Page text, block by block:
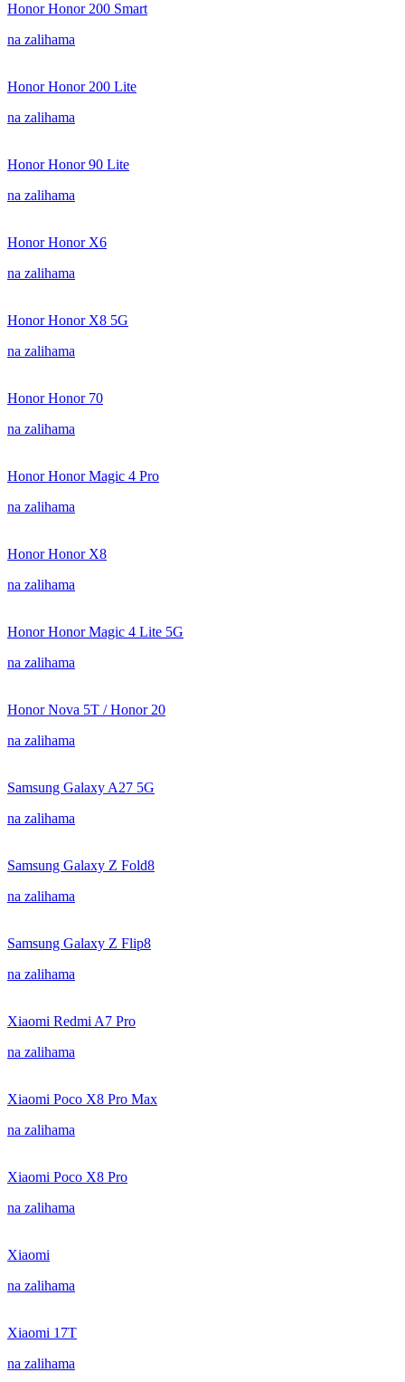
Honor Honor 200 Smart
na zalihama
Honor Honor 200 Lite
na zalihama
Honor Honor 90 Lite
na zalihama
Honor Honor X6
na zalihama
Honor Honor X8 5G
na zalihama
Honor Honor 70
na zalihama
Honor Honor Magic 4 Pro
na zalihama
Honor Honor X8
na zalihama
Honor Honor Magic 4 Lite 5G
na zalihama
Honor Nova 5T / Honor 20
na zalihama
Samsung Galaxy A27 5G
na zalihama
Samsung Galaxy Z Fold8
na zalihama
Samsung Galaxy Z Flip8
na zalihama
Xiaomi Redmi A7 Pro
na zalihama
Xiaomi Poco X8 Pro Max
na zalihama
Xiaomi Poco X8 Pro
na zalihama
Xiaomi
na zalihama
Xiaomi 17T
na zalihama